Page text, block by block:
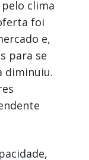
clima
foi
e,
para se
diminuiu.